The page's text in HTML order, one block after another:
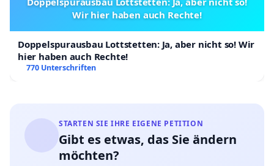
Wir hier haben auch Rechte!
Doppelspurausbau Lottstetten: Ja, aber nicht so! Wir
hier haben auch Rechte!
770 Unterschriften
STARTEN SIE IHRE EIGENE PETITION
Gibt es etwas, das Sie ändern
möchten?